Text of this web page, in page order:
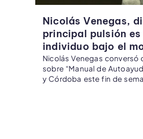
Nicolás Venegas,
principal pulsión
individuo bajo el
Nicolás Venegas conversó
sobre “Manual de
y Córdoba este fin de